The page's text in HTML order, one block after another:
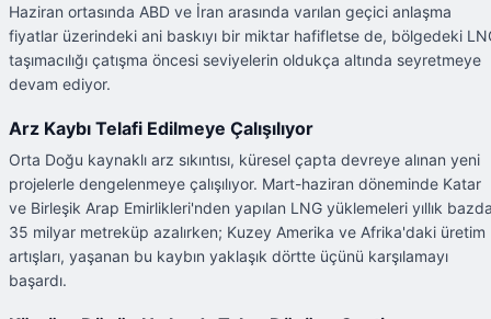
Haziran ortasında ABD ve İran arasında varılan geçici anlaşma
fiyatlar üzerindeki ani baskıyı bir miktar hafifletse de, bölgedeki
taşımacılığı çatışma öncesi seviyelerin oldukça altında seyretmeye
devam ediyor.
Arz Kaybı Telafi Edilmeye Çalışılıyor
Orta Doğu kaynaklı arz sıkıntısı, küresel çapta devreye alınan yeni
projelerle dengelenmeye çalışılıyor. Mart-haziran döneminde Katar
ve Birleşik Arap Emirlikleri'nden yapılan LNG yüklemeleri yıllık
35 milyar metreküp azalırken; Kuzey Amerika ve Afrika'daki üretim
artışları, yaşanan bu kaybın yaklaşık dörtte üçünü karşılamayı
başardı.